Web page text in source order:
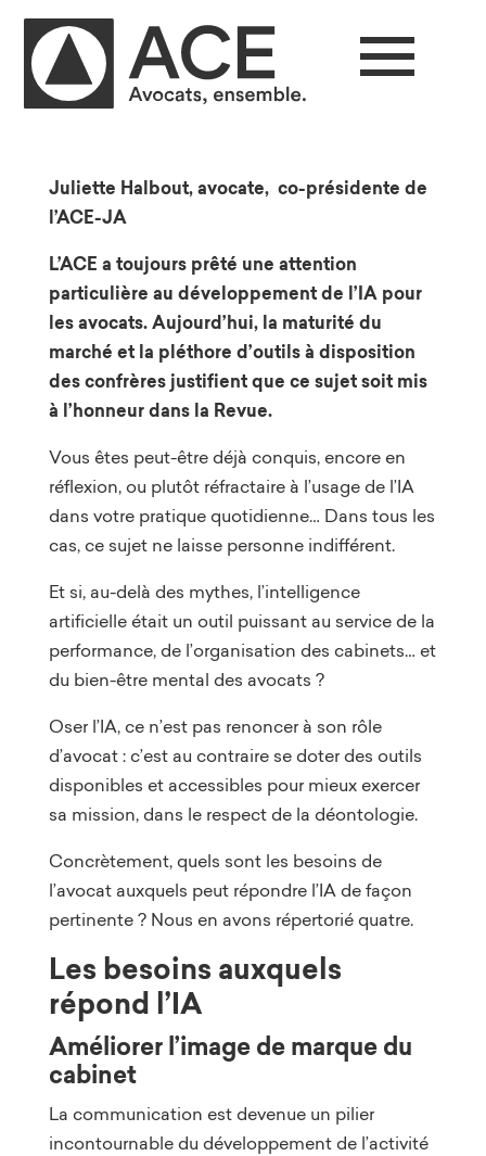
Juliette Halbout, avocate, co-présidente de
l’ACE-JA
L’ACE a toujours prêté une attention
particulière au développement de l’IA pour
les avocats. Aujourd’hui, la maturité du
marché et la pléthore d’outils à disposition
des confrères justifient que ce sujet soit mis
à l’honneur dans la Revue.
Vous êtes peut-être déjà conquis, encore en
réflexion, ou plutôt réfractaire à l’usage de l’IA
dans votre pratique quotidienne… Dans tous les
cas, ce sujet ne laisse personne indifférent.
Et si, au-delà des mythes, l’intelligence
artificielle était un outil puissant au service de la
performance, de l’organisation des cabinets… et
du bien-être mental des avocats ?
Oser l’IA, ce n’est pas renoncer à son rôle
d’avocat : c’est au contraire se doter des outils
disponibles et accessibles pour mieux exercer
sa mission, dans le respect de la déontologie.
Concrètement, quels sont les besoins de
l’avocat auxquels peut répondre l’IA de façon
pertinente ? Nous en avons répertorié quatre.
Les besoins auxquels
répond l’IA
Améliorer l’image de marque du
cabinet
La communication est devenue un pilier
incontournable du développement de l’activité